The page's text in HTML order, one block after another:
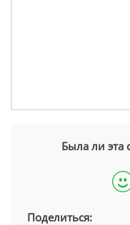
Была ли эта
Поделиться: